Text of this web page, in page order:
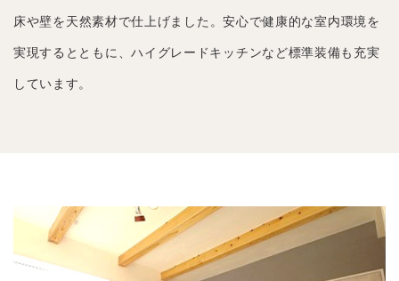
床や壁を天然素材で仕上げました。安心で健康的な室内環境を
実現するとともに、ハイグレードキッチンなど標準装備も充実
しています。